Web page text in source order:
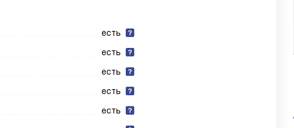
есть
есть
есть
есть
есть